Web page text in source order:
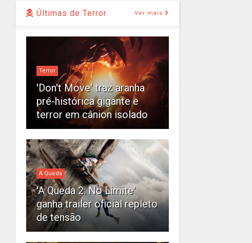
Últimas de Terror Ver mais
Terror
'Don't Move' traz aranha
pré-histórica gigante e
terror em cânion isolado
A Queda
'A Queda 2: No Limite'
ganha trailer oficial repleto
de tensão